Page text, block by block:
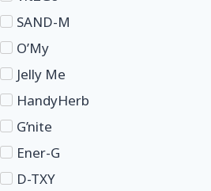
SAND-M
O’My
Jelly Me
HandyHerb
G’nite
Ener-G
D-TXY